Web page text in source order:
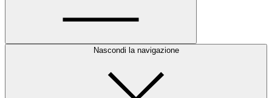
Nascondi la navigazione